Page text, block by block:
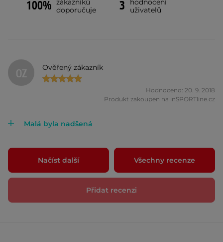
100% zákazníků
doporučuje
3
hodnocení
uživatelů
OZ Ověřený zákazník
Hodnoceno: 20. 9. 2018
Produkt zakoupen na inSPORTline.cz
Malá byla nadšená
Načíst další Všechny recenze
Přidat recenzi